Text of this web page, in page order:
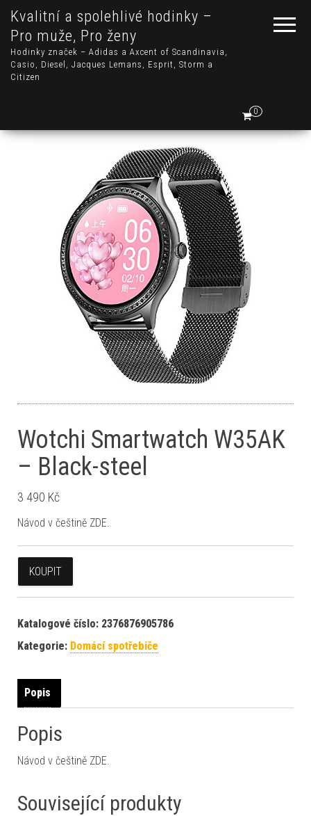
Kvalitní a spolehlivé hodinky –
Pro muže, Pro ženy
Hodinky značek – Adidas a Axcent of Scandinavia,
Casio, Diesel, Jacques Lemans, Esprit, Storm a
Citizen
0
Wotchi Smartwatch W35AK
– Black-steel
3 490 Kč
Návod v češtině ZDE.
KOUPIT
Katalogové číslo: 2376876905786
Kategorie: Domácí spotřebiče
Popis
Popis
Návod v češtině ZDE.
Související produkty